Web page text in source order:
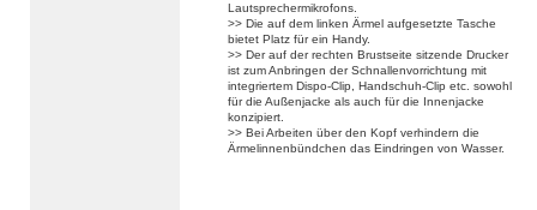
Lautsprechermikrofons.
>> Die auf dem linken Ärmel aufgesetzte Tasche
bietet Platz für ein Handy.
>> Der auf der rechten Brustseite sitzende Drucker
ist zum Anbringen der Schnallenvorrichtung mit
integriertem Dispo-Clip, Handschuh-Clip etc. sowohl
für die Außenjacke als auch für die Innenjacke
konzipiert.
>> Bei Arbeiten über den Kopf verhindern die
Ärmelinnenbündchen das Eindringen von Wasser.